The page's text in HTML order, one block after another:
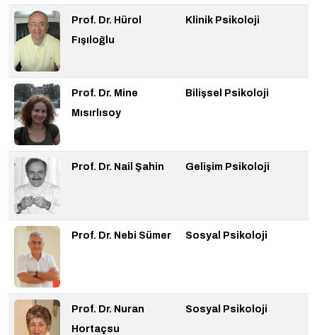
Prof. Dr. Hürol
Fışıloğlu
Klinik Psikoloji
Prof. Dr. Mine
Mısırlısoy
Bilişsel Psikoloji
Prof. Dr. Nail Şahin Gelişim Psikoloji
Prof. Dr. Nebi Sümer Sosyal Psikoloji
Prof. Dr. Nuran
Hortaçsu
Sosyal Psikoloji